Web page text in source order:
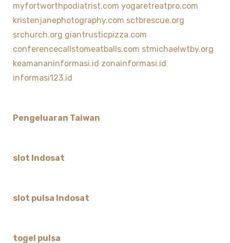
myfortworthpodiatrist.com yogaretreatpro.com
kristenjanephotography.com sctbrescue.org
srchurch.org giantrusticpizza.com
conferencecallstomeatballs.com stmichaelwtby.org
keamananinformasi.id zonainformasi.id
informasi123.id
Pengeluaran Taiwan
slot Indosat
slot pulsa Indosat
togel pulsa